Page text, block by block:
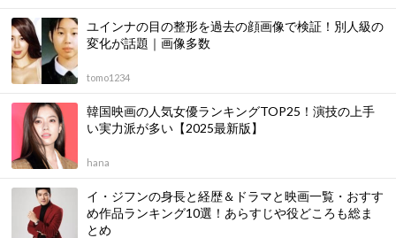
ユインナの目の整形を過去の顔画像で検証！別人級の
変化が話題｜画像多数
tomo1234
韓国映画の人気女優ランキングTOP25！演技の上手
い実力派が多い【2025最新版】
hana
イ・ジフンの身長と経歴＆ドラマと映画一覧・おすす
め作品ランキング10選！あらすじや役どころも総ま
とめ